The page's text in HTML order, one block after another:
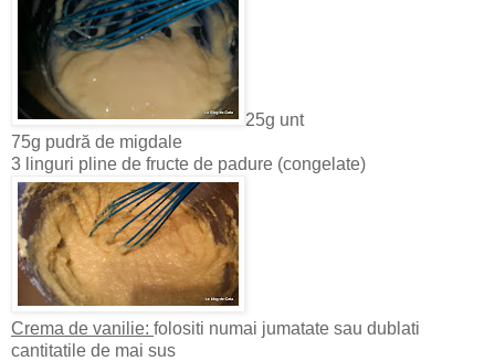
25g unt
75g pudră de migdale
3 linguri pline de fructe de padure (congelate)
Crema de vanilie: folositi numai jumatate sau dublati
cantitatile de mai sus